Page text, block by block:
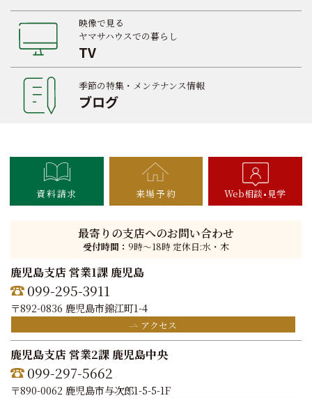
映像で見る
ヤマサハウスでの暮らし
TV
季節の特集・メンテナンス情報
ブログ
資料請求 来場予約 Web相談 見学
最寄りの支店へのお問い合わせ
受付時間： 9時〜18時 定休日:水・木
鹿児島支店 営業1課 鹿児島
099-295-3911
〒892-0836 鹿児島市錦江町1-4
アクセス
鹿児島支店 営業2課 鹿児島中央
099-297-5662
〒890-0062 鹿児島市与次郎1-5-5-1F